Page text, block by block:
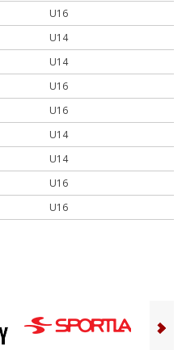
U16
U14
U14
U16
U16
U14
U14
U16
U16